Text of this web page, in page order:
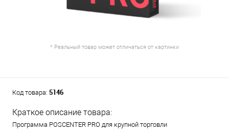
* Реальный товар может отличаться от картинки
Код товара: 5146
Краткое описание товара:
Программа POSCENTER PRO для крупной торговли